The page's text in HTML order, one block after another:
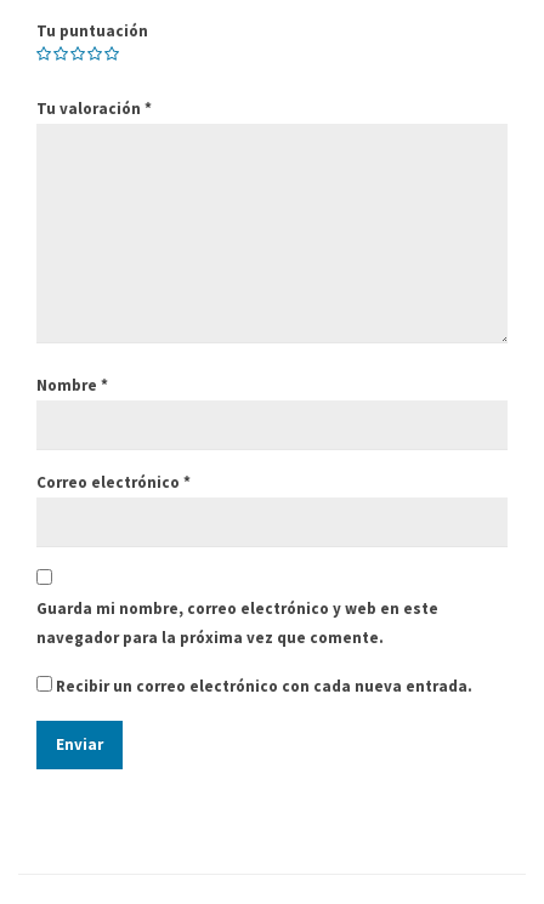
Tu puntuación
Tu valoración *
Nombre *
Correo electrónico *
Guarda mi nombre, correo electrónico y web en este
navegador para la próxima vez que comente.
Recibir un correo electrónico con cada nueva entrada.